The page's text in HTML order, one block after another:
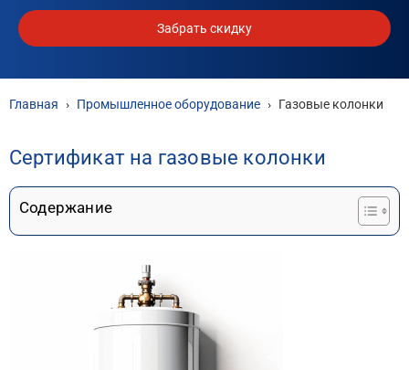
Забрать скидку
Главная › Промышленное оборудование › Газовые колонки
Сертификат на газовые колонки
Содержание